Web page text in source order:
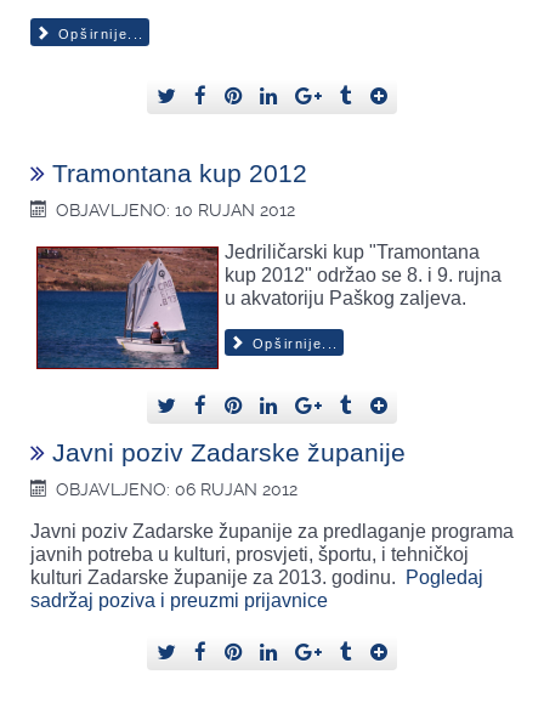
Opširnije...
Tramontana kup 2012
OBJAVLJENO: 10 RUJAN 2012
Jedriličarski kup "Tramontana
kup 2012" održao se 8. i 9. rujna
u akvatoriju Paškog zaljeva.
Opširnije...
Javni poziv Zadarske županije
OBJAVLJENO: 06 RUJAN 2012
Javni poziv Zadarske županije za predlaganje programa
javnih potreba u kulturi, prosvjeti, športu, i tehničkoj
kulturi Zadarske županije za 2013. godinu.
Pogledaj
sadržaj poziva i preuzmi prijavnice